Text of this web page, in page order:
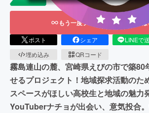
もう一度プロジェクトをやって
ポスト シェア LINEで
埋め込み
QRコード
霧島連山の麓、宮崎県えびの市で築80
せるプロジェクト！地域探求活動のた
スペースがほしい高校生と地域の魅力
YouTuberナチョが出会い、意気投合